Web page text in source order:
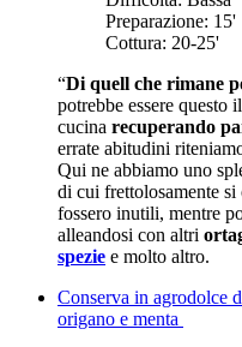
Preparazione: 15'
Cottura: 20-25'
“Di quell che rimane
potrebbe essere questo
cucina recuperando
errate abitudini
Qui ne abbiamo uno
di cui frettolosamente
fossero inutili, mentre
alleandosi con altri
spezie e molto altro.
Conserva in agrodolce
origano e menta